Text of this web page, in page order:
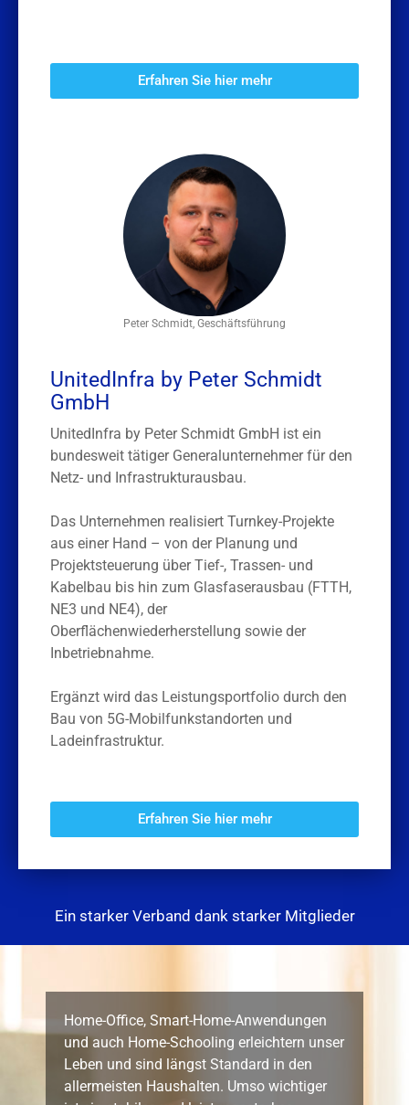
Erfahren Sie hier mehr
Peter Schmidt, Geschäftsführung
UnitedInfra by Peter Schmidt
GmbH
UnitedInfra by Peter Schmidt GmbH ist ein
bundesweit tätiger Generalunternehmer für den
Netz- und Infrastrukturausbau.
Das Unternehmen realisiert Turnkey-Projekte
aus einer Hand – von der Planung und
Projektsteuerung über Tief-, Trassen- und
Kabelbau bis hin zum Glasfaserausbau (FTTH,
NE3 und NE4), der
Oberflächenwiederherstellung sowie der
Inbetriebnahme.
Ergänzt wird das Leistungsportfolio durch den
Bau von 5G-Mobilfunkstandorten und
Ladeinfrastruktur.
Erfahren Sie hier mehr
Ein starker Verband dank starker Mitglieder
Home-Office, Smart-Home-Anwendungen
und auch Home-Schooling erleichtern unser
Leben und sind längst Standard in den
allermeisten Haushalten. Umso wichtiger